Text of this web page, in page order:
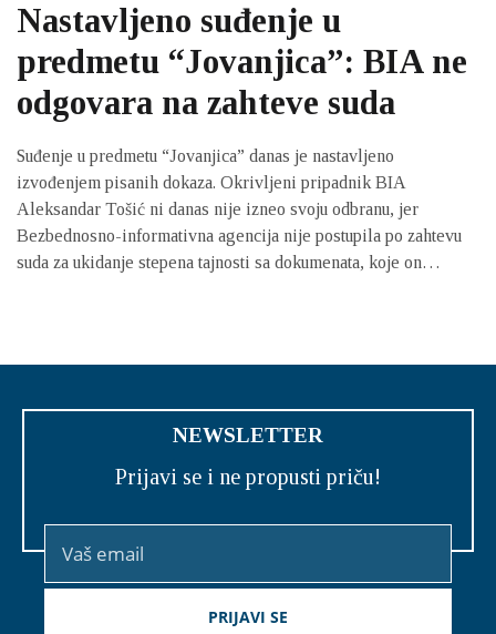
Nastavljeno suđenje u
predmetu “Jovanjica”: BIA ne
odgovara na zahteve suda
Suđenje u predmetu “Jovanjica” danas je nastavljeno
izvođenjem pisanih dokaza. Okrivljeni pripadnik BIA
Aleksandar Tošić ni danas nije izneo svoju odbranu, jer
Bezbednosno-informativna agencija nije postupila po zahtevu
suda za ukidanje stepena tajnosti sa dokumenata, koje on
NEWSLETTER
Prijavi se i ne propusti priču!